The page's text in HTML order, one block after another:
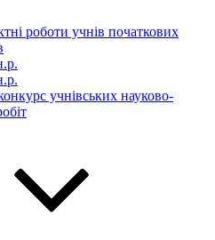
роботи учнів початкових
учнівських науково-